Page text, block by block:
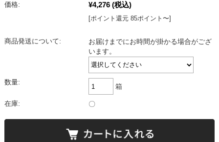
価格: ¥4,276 (税込)
[ポイント還元 85ポイント〜]
商品発送について:
お届けまでにお時間が掛かる場合がござ
います。
数量:
箱
在庫: 〇